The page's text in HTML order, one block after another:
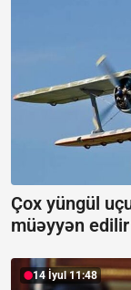
Çox yüngül
müəyyən edilir
14 İyul 11:48